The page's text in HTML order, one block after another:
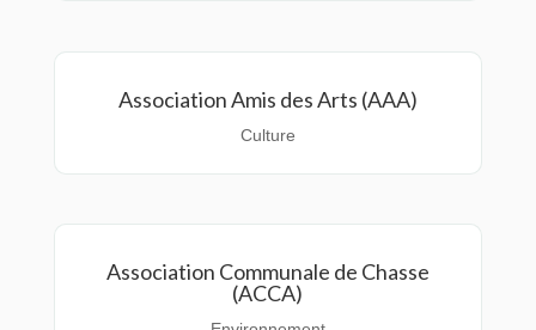
Association Amis des Arts (AAA)
Culture
Association Communale de Chasse
(ACCA)